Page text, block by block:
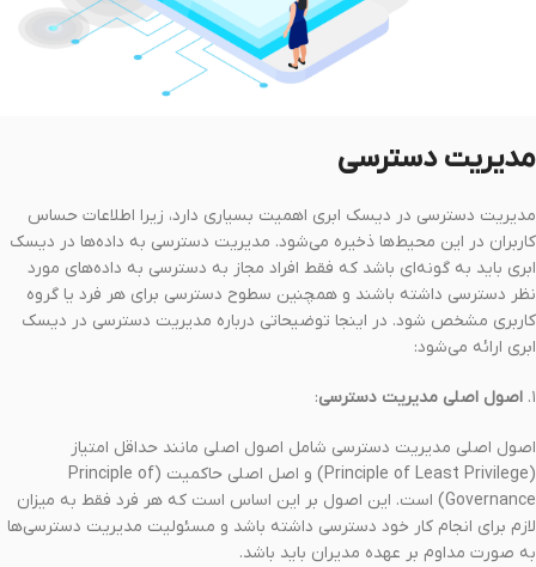
مدیریت دسترسی
مدیریت دسترسی در دیسک ابری اهمیت بسیاری دارد، زیرا اطلاعات حساس
کاربران در این محیط‌ها ذخیره می‌شود. مدیریت دسترسی به داده‌ها در دیسک
ابری باید به گونه‌ای باشد که فقط افراد مجاز به دسترسی به داده‌های مورد
نظر دسترسی داشته باشند و همچنین سطوح دسترسی برای هر فرد یا گروه
کاربری مشخص شود. در اینجا توضیحاتی درباره مدیریت دسترسی در دیسک
ابری ارائه می‌شود:
۱. اصول اصلی مدیریت دسترسی:
اصول اصلی مدیریت دسترسی شامل اصول اصلی مانند حداقل امتیاز
(Principle of Least Privilege) و اصل اصلی حاکمیت (Principle of
Governance) است. این اصول بر این اساس است که هر فرد فقط به میزان
لازم برای انجام کار خود دسترسی داشته باشد و مسئولیت مدیریت دسترسی‌ها
به صورت مداوم بر عهده مدیران باید باشد.